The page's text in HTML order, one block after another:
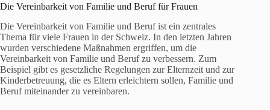
Die Vereinbarkeit von Familie und Beruf für Frauen
Die Vereinbarkeit von Familie und Beruf ist ein zentrales
Thema für viele Frauen in der Schweiz. In den letzten Jahren
wurden verschiedene Maßnahmen ergriffen, um die
Vereinbarkeit von Familie und Beruf zu verbessern. Zum
Beispiel gibt es gesetzliche Regelungen zur Elternzeit und zur
Kinderbetreuung, die es Eltern erleichtern sollen, Familie und
Beruf miteinander zu vereinbaren.